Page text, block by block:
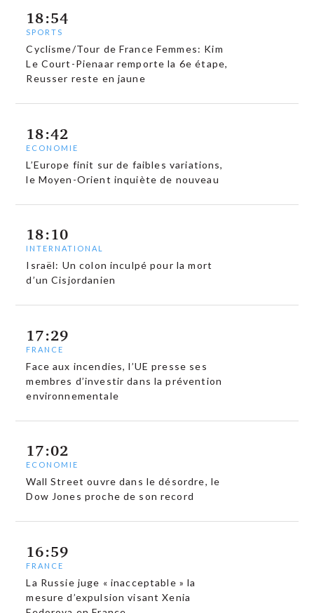
18:54
SPORTS
Cyclisme/Tour de France Femmes: Kim
Le Court-Pienaar remporte la 6e étape,
Reusser reste en jaune
18:42
ECONOMIE
L’Europe finit sur de faibles variations,
le Moyen-Orient inquiète de nouveau
18:10
INTERNATIONAL
Israël: Un colon inculpé pour la mort
d’un Cisjordanien
17:29
FRANCE
Face aux incendies, l’UE presse ses
membres d’investir dans la prévention
environnementale
17:02
ECONOMIE
Wall Street ouvre dans le désordre, le
Dow Jones proche de son record
16:59
FRANCE
La Russie juge « inacceptable » la
mesure d’expulsion visant Xenia